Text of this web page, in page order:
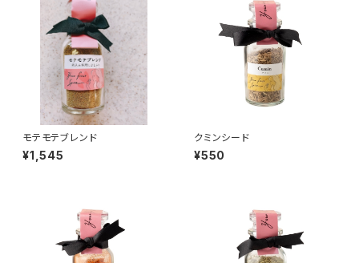
モテモテブレンド
¥1,545
クミンシード
¥550